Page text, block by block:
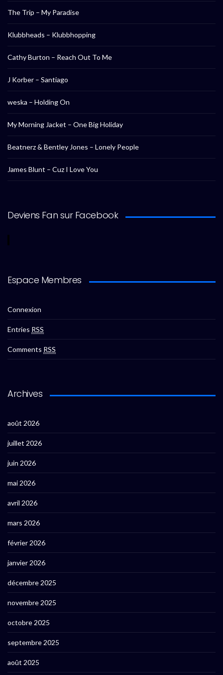
The Trip – My Paradise
Klubbheads – Klubbhopping
Cathy Burton – Reach Out To Me
J Korber – Santiago
weska – Holding On
My Morning Jacket – One Big Holiday
Beatnerz & Bentley Jones – Lonely People
James Blunt – Cuz I Love You
Deviens Fan sur Facebook
Espace Membres
Connexion
Entries RSS
Comments RSS
Archives
août 2026
juillet 2026
juin 2026
mai 2026
avril 2026
mars 2026
février 2026
janvier 2026
décembre 2025
novembre 2025
octobre 2025
septembre 2025
août 2025